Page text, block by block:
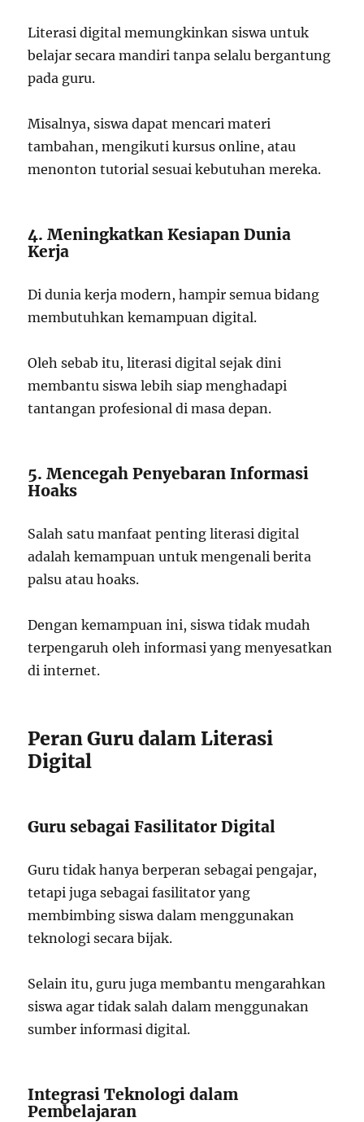
Literasi digital memungkinkan siswa untuk
belajar secara mandiri tanpa selalu bergantung
pada guru.
Misalnya, siswa dapat mencari materi
tambahan, mengikuti kursus online, atau
menonton tutorial sesuai kebutuhan mereka.
4. Meningkatkan Kesiapan Dunia
Kerja
Di dunia kerja modern, hampir semua bidang
membutuhkan kemampuan digital.
Oleh sebab itu, literasi digital sejak dini
membantu siswa lebih siap menghadapi
tantangan profesional di masa depan.
5. Mencegah Penyebaran Informasi
Hoaks
Salah satu manfaat penting literasi digital
adalah kemampuan untuk mengenali berita
palsu atau hoaks.
Dengan kemampuan ini, siswa tidak mudah
terpengaruh oleh informasi yang menyesatkan
di internet.
Peran Guru dalam Literasi
Digital
Guru sebagai Fasilitator Digital
Guru tidak hanya berperan sebagai pengajar,
tetapi juga sebagai fasilitator yang
membimbing siswa dalam menggunakan
teknologi secara bijak.
Selain itu, guru juga membantu mengarahkan
siswa agar tidak salah dalam menggunakan
sumber informasi digital.
Integrasi Teknologi dalam
Pembelajaran